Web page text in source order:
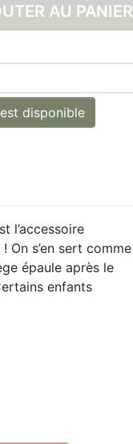
AU PANIER
disponible
l’accessoire
On s’en sert comme
épaule après le
enfants